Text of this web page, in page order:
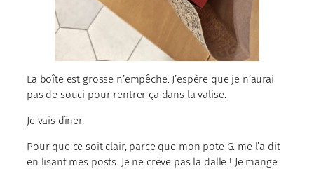
La boîte est grosse n’empêche. J’espère que je n’aurai
pas de souci pour rentrer ça dans la valise.
Je vais dîner.
Pour que ce soit clair, parce que mon pote G. me l’a dit
en lisant mes posts. Je ne crève pas la dalle ! Je mange